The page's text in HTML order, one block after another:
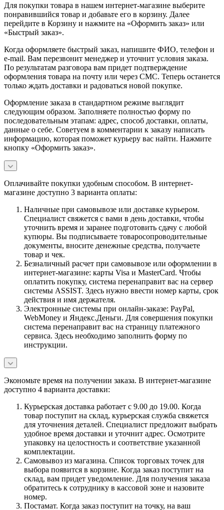
Для покупки товара в нашем интернет-магазине выберите
понравившийся товар и добавьте его в корзину. Далее
перейдите в Корзину и нажмите на «Оформить заказ» или
«Быстрый заказ».
Когда оформляете быстрый заказ, напишите ФИО, телефон и
e-mail. Вам перезвонит менеджер и уточнит условия заказа.
По результатам разговора вам придет подтверждение
оформления товара на почту или через СМС. Теперь останется
только ждать доставки и радоваться новой покупке.
Оформление заказа в стандартном режиме выглядит
следующим образом. Заполняете полностью форму по
последовательным этапам: адрес, способ доставки, оплаты,
данные о себе. Советуем в комментарии к заказу написать
информацию, которая поможет курьеру вас найти. Нажмите
кнопку «Оформить заказ».
Оплачивайте покупки удобным способом. В интернет-
магазине доступно 3 варианта оплаты:
Наличные при самовывозе или доставке курьером.
Специалист свяжется с вами в день доставки, чтобы
уточнить время и заранее подготовить сдачу с любой
купюры. Вы подписываете товаросопроводительные
документы, вносите денежные средства, получаете
товар и чек.
Безналичный расчет при самовывозе или оформлении в
интернет-магазине: карты Visa и MasterCard. Чтобы
оплатить покупку, система перенаправит вас на сервер
системы ASSIST. Здесь нужно ввести номер карты, срок
действия и имя держателя.
Электронные системы при онлайн-заказе: PayPal,
WebMoney и Яндекс.Деньги. Для совершения покупки
система перенаправит вас на страницу платежного
сервиса. Здесь необходимо заполнить форму по
инструкции.
Экономьте время на получении заказа. В интернет-магазине
доступно 4 варианта доставки:
Курьерская доставка работает с 9.00 до 19.00. Когда
товар поступит на склад, курьерская служба свяжется
для уточнения деталей. Специалист предложит выбрать
удобное время доставки и уточнит адрес. Осмотрите
упаковку на целостность и соответствие указанной
комплектации.
Самовывоз из магазина. Список торговых точек для
выбора появится в корзине. Когда заказ поступит на
склад, вам придет уведомление. Для получения заказа
обратитесь к сотруднику в кассовой зоне и назовите
номер.
Постамат. Когда заказ поступит на точку, на ваш